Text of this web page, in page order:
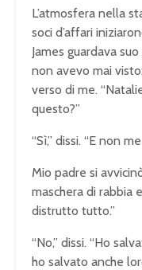
L’atmosfera nella
soci d’affari
James guardava
non avevo mai
verso di me.
questo?”
“Sì,” dissi. “E non
Mio padre si
maschera di rabbia
distrutto tutto.”
“No,” dissi. “Ho
ho salvato anche